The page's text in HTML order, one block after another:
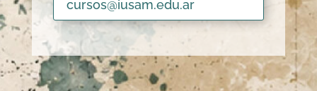
cursos@iusam.edu.ar